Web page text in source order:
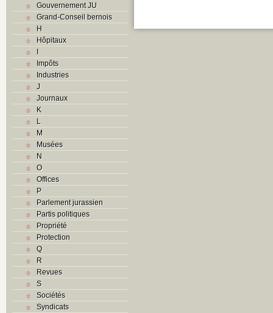
Gouvernement JU
Grand-Conseil bernois
H
Hôpitaux
I
Impôts
Industries
J
Journaux
K
L
M
Musées
N
O
Offices
P
Parlement jurassien
Partis politiques
Propriété
Protection
Q
R
Revues
S
Sociétés
Syndicats